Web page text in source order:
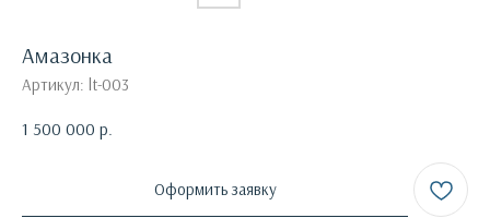
Амазонка
Артикул: lt-003
1 500 000 р.
Оформить заявку